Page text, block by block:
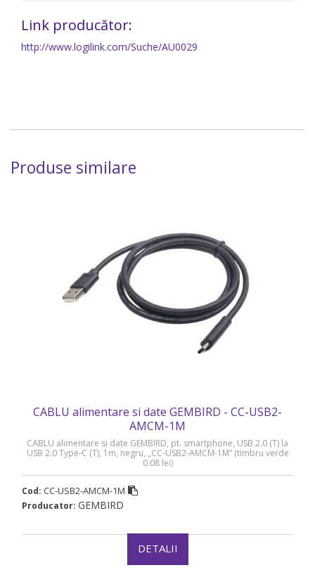
Link producător:
http://www.logilink.com/Suche/AU0029
Produse similare
CABLU alimentare si date GEMBIRD - CC-USB2-
AMCM-1M
CABLU alimentare si date GEMBIRD, pt. smartphone, USB 2.0 (T) la
USB 2.0 Type-C (T), 1m, negru, „CC-USB2-AMCM-1M” (timbru verde
0.08 lei)
Cod: CC-USB2-AMCM-1M
Producator: GEMBIRD
DETALII